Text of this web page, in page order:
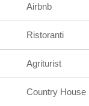
Airbnb
Ristoranti
Agriturist
Country House